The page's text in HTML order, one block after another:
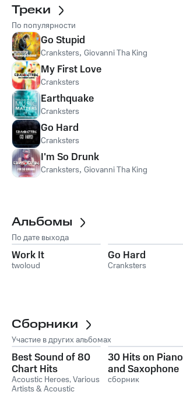
Треки
По популярности
Go Stupid
Cranksters, Giovanni Tha King
My First Love
Cranksters
Earthquake
Cranksters
Go Hard
Cranksters
I'm So Drunk
Cranksters, Giovanni Tha King
Альбомы
По дате выхода
Work It
twoloud
Go Hard
Cranksters
Сборники
Участие в других альбомах
Best Sound of 80
Chart Hits
Acoustic Heroes,Various
Artists & Acoustic
30 Hits on Piano
and Saxophone
сборник